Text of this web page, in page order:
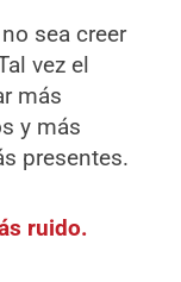
sea creer
vez el
más
y más
presentes.
ruido.